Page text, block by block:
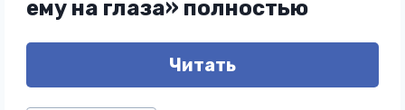
ему на глаза» полностью
Читать